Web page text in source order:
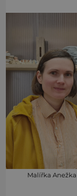
Malířka